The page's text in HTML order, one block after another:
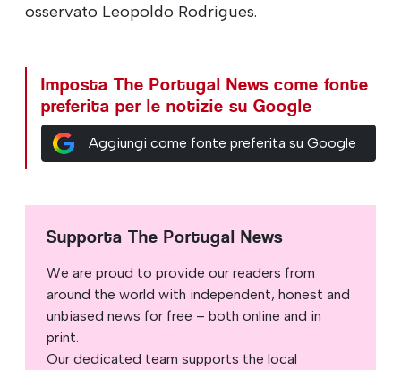
osservato Leopoldo Rodrigues.
Imposta The Portugal News come fonte
preferita per le notizie su Google
Aggiungi come fonte preferita su Google
Supporta The Portugal News
We are proud to provide our readers from
around the world with independent, honest and
unbiased news for free – both online and in
print.
Our dedicated team supports the local